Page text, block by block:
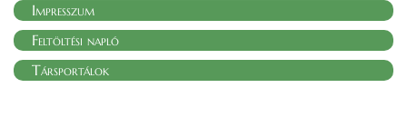
Impresszum
Feltöltési napló
Társportálok